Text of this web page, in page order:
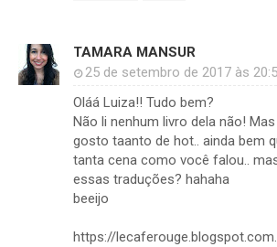
TAMARA MANSUR
25 de setembro de 2017 às
Oláá Luiza!! Tudo bem?
Não li nenhum livro dela não!
gosto taanto de hot.. ainda bem
tanta cena como você falou..
essas traduções? hahaha
beeijo
https://